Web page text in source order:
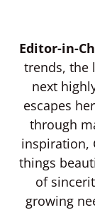
Editor-in-
trends, the
next
escapes
through
inspiration,
things
of
growing